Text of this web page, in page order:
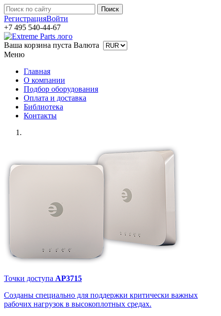
РегистрацияВойти
+7 495 540-44-67
Ваша корзина пуста Валюта
Меню
Главная
О компании
Подбор оборудования
Оплата и доставка
Библиотека
Контакты
Точки доступа AP3715
Созданы специально для поддержки критически важных
рабочих нагрузок в высокоплотных средах.